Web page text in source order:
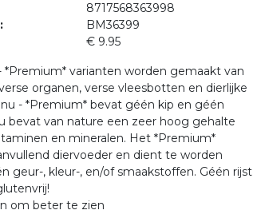
8717568363998
BM36399
€ 9.95
*Premium* varianten worden gemaakt van
organen, verse vleesbotten en dierlijke
- *Premium* bevat géén kip en géén
bevat van nature een zeer hoog gehalte
en mineralen. Het *Premium*
diervoeder en dient te worden
geur-, kleur-, en/of smaakstoffen. Géén rijst
om beter te zien